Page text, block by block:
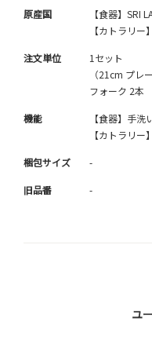
原産国
【食器】SRI
【カトラリー
注文単位
1セット
（21cm プ
フォーク 2本
機能
【食器】手洗
【カトラリ
梱包サイズ -
旧品番 -
ユ